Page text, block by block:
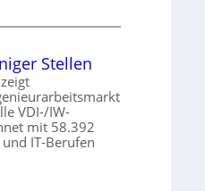
Stellen
VDI-/IW-
mit 58.392
IT-Berufen